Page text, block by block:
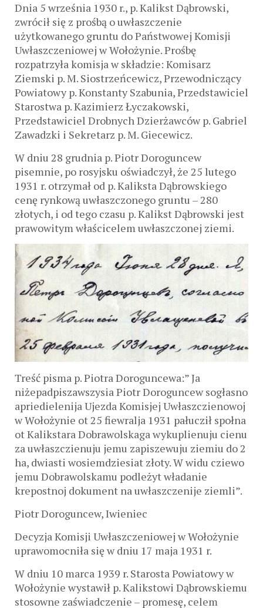
Dnia 5 września 1930 r., p. Kalikst Dąbrowski,
zwrócił się z prośbą o uwłaszczenie
użytkowanego gruntu do Państwowej Komisji
Uwłaszczeniowej w Wołożynie. Prośbę
rozpatrzyła komisja w składzie: Komisarz
Ziemski p. M. Siostrzeńcewicz, Przewodniczący
Powiatowy p. Konstanty Szabunia, Przedstawiciel
Starostwa p. Kazimierz Łyczakowski,
Przedstawiciel Drobnych Dzierżawców p. Gabriel
Zawadzki i Sekretarz p. M. Giecewicz.
W dniu 28 grudnia p. Piotr Doroguncew
pisemnie, po rosyjsku oświadczył, że 25 lutego
1931 r. otrzymał od p. Kaliksta Dąbrowskiego
cenę rynkową uwłaszczonego gruntu – 280
złotych, i od tego czasu p. Kalikst Dąbrowski jest
prawowitym właścicelem uwłaszczonej ziemi.
Treść pisma p. Piotra Doroguncewa:” Ja
niżepadpiszawszysia Piotr Doroguncew sogłasno
apriedielenija Ujezda Komisjej Uwłaszczienowoj
w Wołożynie ot 25 fiewralja 1931 pałucził społna
ot Kalikstara Dobrawolskaga wykuplienuju cienu
za uwłaszczienuju jemu zapiszewuju ziemiu do 2
ha, dwiasti wosiemdziesiat złoty. W widu cziewo
jemu Dobrawolskamu podleżyt władanie
krepostnoj dokument na uwłaszczenije ziemli”.
Piotr Doroguncew, Iwieniec
Decyzja Komisji Uwłaszczeniowej w Wołożynie
uprawomocniła się w dniu 17 maja 1931 r.
W dniu 10 marca 1939 r. Starosta Powiatowy w
Wołożynie wystawił p. Kalikstowi Dąbrowskiemu
stosowne zaświadczenie – promesę, celem